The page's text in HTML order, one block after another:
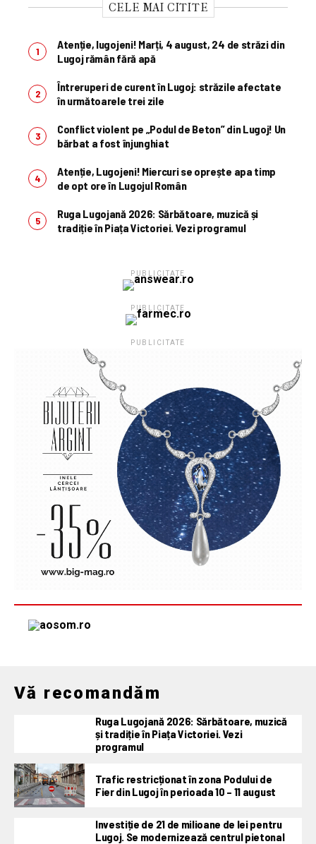
CELE MAI CITITE
Atenție, lugojeni! Marți, 4 august, 24 de străzi din
Lugoj rămân fără apă
Întreruperi de curent în Lugoj: străzile afectate
în următoarele trei zile
Conflict violent pe „Podul de Beton” din Lugoj! Un
bărbat a fost înjunghiat
Atenție, Lugojeni! Miercuri se oprește apa timp
de opt ore în Lugojul Român
Ruga Lugojană 2026: Sărbătoare, muzică și
tradiție în Piața Victoriei. Vezi programul
PUBLICITATE
PUBLICITATE
PUBLICITATE
Vă recomandăm
Ruga Lugojană 2026: Sărbătoare, muzică
și tradiție în Piața Victoriei. Vezi
programul
Trafic restricționat în zona Podului de
Fier din Lugoj în perioada 10 – 11 august
Investiție de 21 de milioane de lei pentru
Lugoj. Se modernizează centrul pietonal